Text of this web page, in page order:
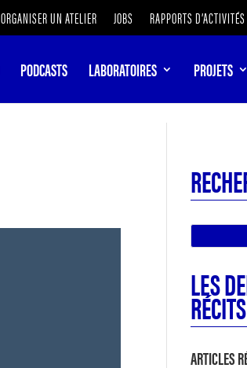
ORGANISER UN ATELIER JOBS RAPPORTS D’ACTIVITÉS
PODCASTS LABORATOIRES PROJETS
LES
RÉCITS
ARTICLES